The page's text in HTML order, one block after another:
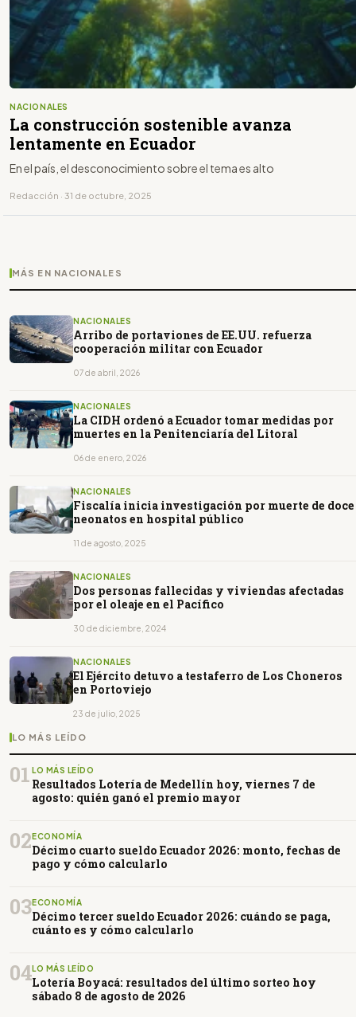
NACIONALES
La construcción sostenible avanza
lentamente en Ecuador
En el país, el desconocimiento sobre el tema es alto
Redacción · 31 de octubre, 2025
MÁS EN NACIONALES
NACIONALES
Arribo de portaviones de EE.UU. refuerza
cooperación militar con Ecuador
07 de abril, 2026
NACIONALES
La CIDH ordenó a Ecuador tomar medidas por
muertes en la Penitenciaría del Litoral
06 de enero, 2026
NACIONALES
Fiscalía inicia investigación por muerte de doce
neonatos en hospital público
11 de agosto, 2025
NACIONALES
Dos personas fallecidas y viviendas afectadas
por el oleaje en el Pacífico
30 de diciembre, 2024
NACIONALES
El Ejército detuvo a testaferro de Los Choneros
en Portoviejo
23 de julio, 2025
LO MÁS LEÍDO
01 LO MÁS LEÍDO
Resultados Lotería de Medellín hoy, viernes 7 de
agosto: quién ganó el premio mayor
02 ECONOMÍA
Décimo cuarto sueldo Ecuador 2026: monto, fechas de
pago y cómo calcularlo
03ECONOMÍA
Décimo tercer sueldo Ecuador 2026: cuándo se paga,
cuánto es y cómo calcularlo
04LO MÁS LEÍDO
Lotería Boyacá: resultados del último sorteo hoy
sábado 8 de agosto de 2026